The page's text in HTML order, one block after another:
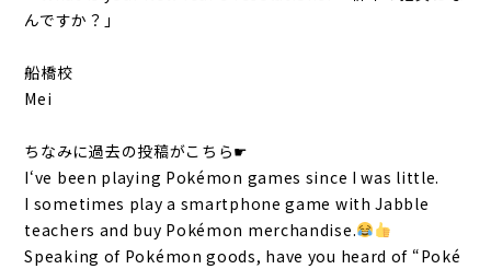
んですか？」
船橋校
Mei
ちなみに過去の投稿がこちら☛
I‘ve been playing Pokémon games since I was little.
I sometimes play a smartphone game with Jabble
teachers and buy Pokémon merchandise.
Speaking of Pokémon goods, have you heard of “Poké